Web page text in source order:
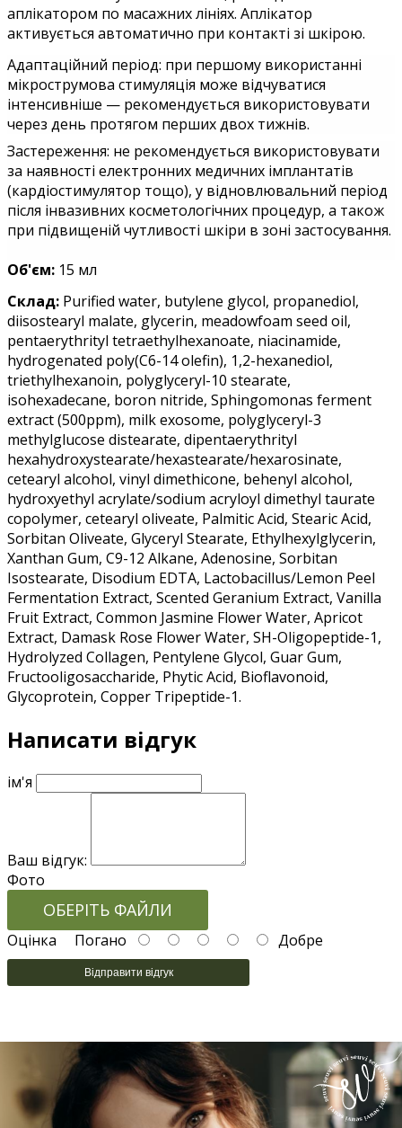
аплікатором по масажних лініях. Аплікатор
активується автоматично при контакті зі шкірою.
Адаптаційний період: при першому використанні
мікрострумова стимуляція може відчуватися
інтенсивніше — рекомендується використовувати
через день протягом перших двох тижнів.
Застереження: не рекомендується використовувати
за наявності електронних медичних імплантатів
(кардіостимулятор тощо), у відновлювальний період
після інвазивних косметологічних процедур, а також
при підвищеній чутливості шкіри в зоні застосування.
Об'єм: 15 мл
Склад: Purified water, butylene glycol, propanediol,
diisostearyl malate, glycerin, meadowfoam seed oil,
pentaerythrityl tetraethylhexanoate, niacinamide,
hydrogenated poly(C6-14 olefin), 1,2-hexanediol,
triethylhexanoin, polyglyceryl-10 stearate,
isohexadecane, boron nitride, Sphingomonas ferment
extract (500ppm), milk exosome, polyglyceryl-3
methylglucose distearate, dipentaerythrityl
hexahydroxystearate/hexastearate/hexarosinate,
cetearyl alcohol, vinyl dimethicone, behenyl alcohol,
hydroxyethyl acrylate/sodium acryloyl dimethyl taurate
copolymer, cetearyl oliveate, Palmitic Acid, Stearic Acid,
Sorbitan Oliveate, Glyceryl Stearate, Ethylhexylglycerin,
Xanthan Gum, C9-12 Alkane, Adenosine, Sorbitan
Isostearate, Disodium EDTA, Lactobacillus/Lemon Peel
Fermentation Extract, Scented Geranium Extract, Vanilla
Fruit Extract, Common Jasmine Flower Water, Apricot
Extract, Damask Rose Flower Water, SH-Oligopeptide-1,
Hydrolyzed Collagen, Pentylene Glycol, Guar Gum,
Fructooligosaccharide, Phytic Acid, Bioflavonoid,
Glycoprotein, Copper Tripeptide-1.
Написати відгук
ім'я
Ваш відгук:
Фото
ОБЕРІТЬ ФАЙЛИ
Оцінка Погано Добре
Відправити відгук